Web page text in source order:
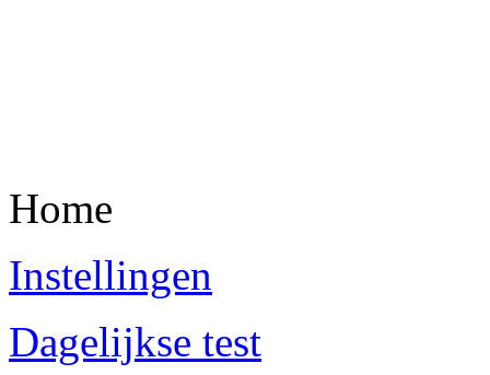
Home
Instellingen
Dagelijkse test